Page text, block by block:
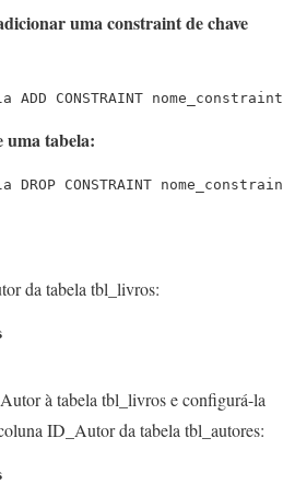
uma constraint de chave
ADD CONSTRAINT nome_constraint
tabela:
DROP CONSTRAINT
da tabela tbl_livros:
à tabela tbl_livros e configurá-la
ID_Autor da tabela tbl_autores: